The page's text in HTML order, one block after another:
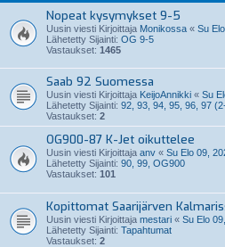
Nopeat kysymykset 9-5
Uusin viesti Kirjoittaja Monikossa « Su
Lähetetty Sijainti: OG 9-5
Vastaukset: 1465
Saab 92 Suomessa
Uusin viesti Kirjoittaja KeijoAnnikki « Su
Lähetetty Sijainti: 92, 93, 94, 95, 96, 97
Vastaukset: 2
OG900-87 K-Jet oikuttelee
Uusin viesti Kirjoittaja anv « Su Elo 09,
Lähetetty Sijainti: 90, 99, OG900
Vastaukset: 101
Kopittomat Saarijärven
Uusin viesti Kirjoittaja mestari « Su Elo
Lähetetty Sijainti: Tapahtumat
Vastaukset: 2